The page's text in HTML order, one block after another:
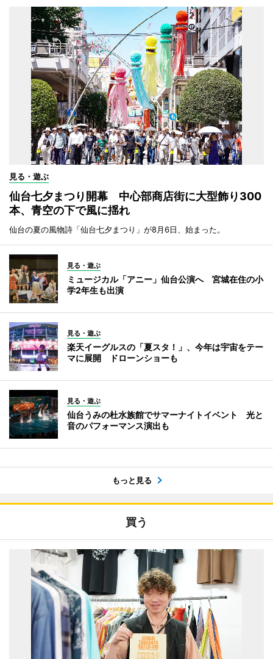
見る・遊ぶ
仙台七夕まつり開幕 中心部商店街に大型飾り300
本、青空の下で風に揺れ
仙台の夏の風物詩「仙台七夕まつり」が8月6日、始まった。
見る・遊ぶ
ミュージカル「アニー」仙台公演へ 宮城在住の小
学2年生も出演
見る・遊ぶ
楽天イーグルスの「夏スタ！」、今年は宇宙をテー
マに展開 ドローンショーも
見る・遊ぶ
仙台うみの杜水族館でサマーナイトイベント 光と
音のパフォーマンス演出も
もっと見る
買う